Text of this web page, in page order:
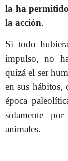
la ha
la acción.
Si todo
impulso, no
quizá el ser
en sus hábitos,
época
solamente
animales.